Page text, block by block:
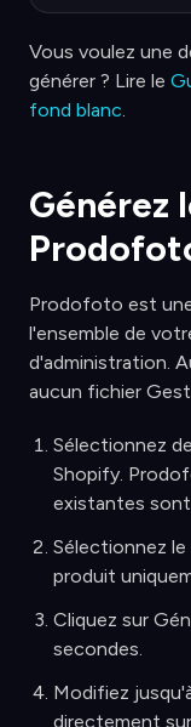
Vous voulez une
générer ? Lire le
fond blanc.
Générez
Prodofoto est
l'ensemble de
d'administration.
aucun fichier
Sélectionnez
Shopify.
existantes
Sélectionnez le
produit
Cliquez sur
secondes.
Modifiez
directement